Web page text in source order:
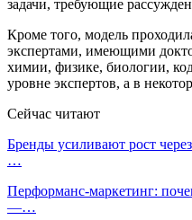
Кроме того, модель
экспертами, имеющими
химии, физике, биологии,
уровне экспертов, а в
Сейчас читают
Бренды усиливают рост
…
Перформанс-маркетинг:
—…